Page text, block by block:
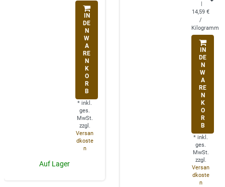
IN
DE
N
W
A
RE
N
K
O
R
B
* inkl.
ges.
MwSt.
zzgl.
Versan
dkoste
n
Auf Lager
14,59 €
/
Kilogramm
IN
DE
N
W
A
RE
N
K
O
R
B
* inkl.
ges.
MwSt.
zzgl.
Versan
dkoste
n